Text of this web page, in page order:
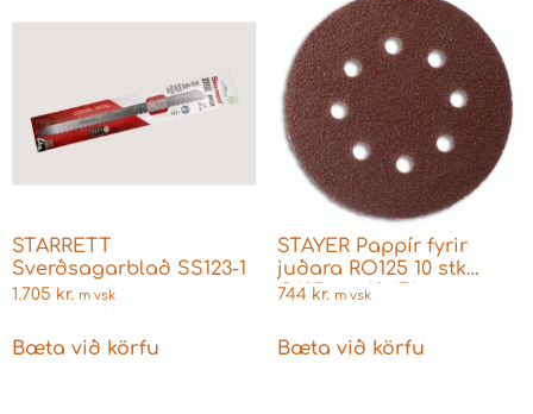
STARRETT
Sverðsagarblað SS123-1
1.705 kr. m vsk
Bæta við körfu
STAYER Pappír fyrir
juðara RO125 10 stk
Q125mm 12.676
744 kr. m vsk
Bæta við körfu